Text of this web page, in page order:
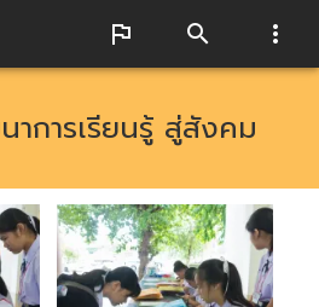
การเรียนรู้ สู่สังคม